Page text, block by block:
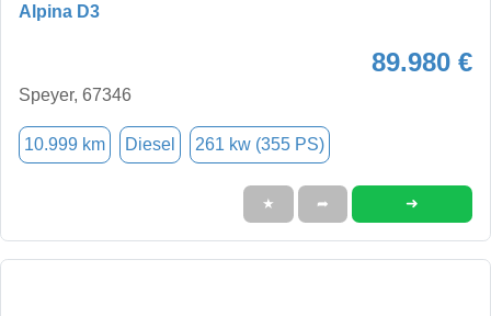
Alpina D3
89.980 €
Speyer, 67346
10.999 km Diesel 261 kw (355 PS)
★ ➦ ➜